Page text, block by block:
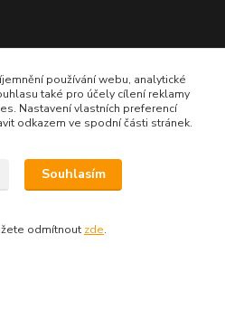
používání webu, analytické
také pro účely cílení reklamy
Nastavení vlastních preferencí
odkazem ve spodní části stránek.
Souhlasím
odmítnout zde.